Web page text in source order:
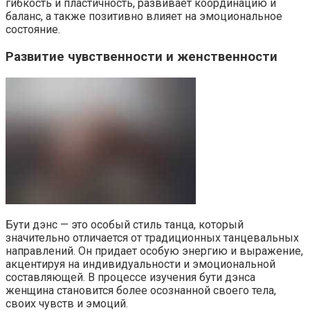
гибкость и пластичность, развивает координацию и
баланс, а также позитивно влияет на эмоциональное
состояние.
Развитие чувственности и женственности
Бути дэнс — это особый стиль танца, который
значительно отличается от традиционных танцевальных
направлений. Он придает особую энергию и выражение,
акцентируя на индивидуальности и эмоциональной
составляющей. В процессе изучения бути дэнса
женщина становится более осознанной своего тела,
своих чувств и эмоций.